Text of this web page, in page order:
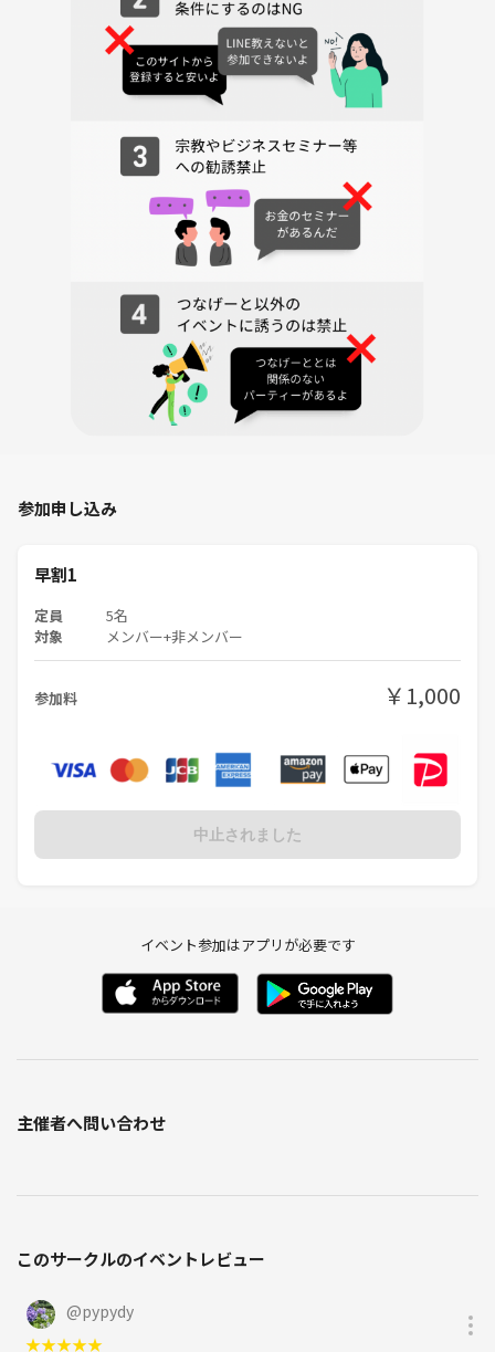
参加申し込み
早割1
定員 5名
対象 メンバー+非メンバー
参加料 ￥1,000
中止されました
イベント参加はアプリが必要です
主催者へ問い合わせ
このサークルのイベントレビュー
@pypydy
★★★★★